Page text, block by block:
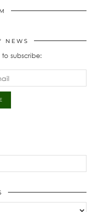
NEWS
to subscribe: